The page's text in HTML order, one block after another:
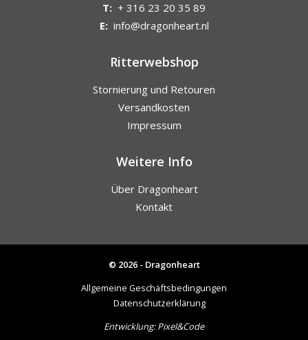
T: + 316 23 20 35 89
E: info@dragonheart.nl
Ritterwebshop
Stornierung und Retouren
Versandkosten
Impressum
Weitere Info
Über Dragonheart
Kontakt
© 2026 - Dragonheart
Allgemeine Geschäftsbedingungen
Datenschutzerklärung
Entwicklung:Pixel&Code